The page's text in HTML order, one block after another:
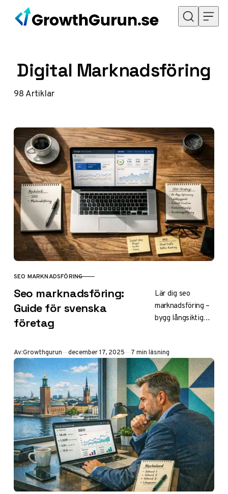
Hoppa till innehåll
Digital Marknadsföring
98Artiklar
KATEGORI
SEO MARKNADSFÖRING
Seo marknadsföring:
Guide för svenska
företag
Lär dig seo
marknadsföring –
bygg långsiktig
Strategier, SEO vs
SEM, trender
2025 och tips för
e-handel, lokal
SEO och affiliate
för svenska
företag.
Av:Growthgurun Publicerad
december 17, 2025 7 min läsning